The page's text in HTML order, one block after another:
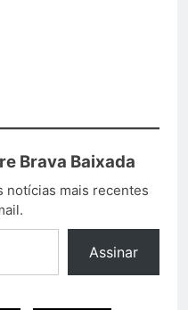
Brava Baixada
notícias mais recentes
Assinar